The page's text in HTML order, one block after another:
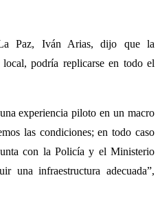
Paz, Iván Arias, dijo que la
podría replicarse en todo el
experiencia piloto en un macro
las condiciones; en todo caso
con la Policía y el Ministerio
una infraestructura adecuada”,